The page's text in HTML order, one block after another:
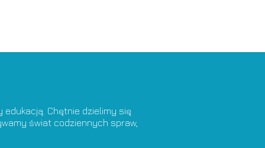
edukacją. Chętnie dzielimy się
świat codziennych spraw,